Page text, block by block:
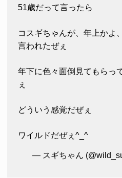
51歳だって言ったら
コスギちゃんが、年上かよ
言われたぜぇ
年下に色々面倒見てもらっ
ぇ
どういう感覚だぜぇ
ワイルドだぜぇ^_^
— スギちゃん